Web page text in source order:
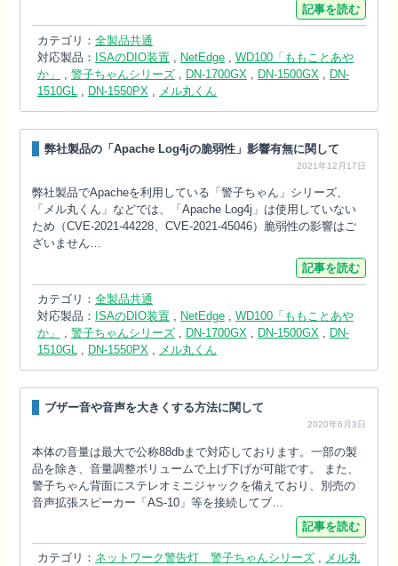
記事を読む
カテゴリ： 全製品共通
対応製品： ISAのDIO装置, NetEdge, WD100「ももことあや
か」
警子ちゃんシリーズ, DN-1700GX DN-1500GX
DN-
1510GL
DN-1550PX メル丸くん
弊社製品の「Apache Log4jの脆弱性」影響有無に関して
2021年12月17日
弊社製品でApacheを利用している「警子ちゃん」シリーズ、
「メル丸くん」などでは、「Apache Log4j」は使用していない
ため（CVE-2021-44228、CVE-2021-45046）脆弱性の影響はご
ざいません…
記事を読む
カテゴリ： 全製品共通
対応製品： ISAのDIO装置, NetEdge, WD100「ももことあや
か」
, 警子ちゃんシリーズ, DN-1700GX, DN-1500GX, DN-
1510GL, DN-1550PX, メル丸くん
ブザー音や音声を大きくする方法に関して
2020年6月3日
本体の音量は最大で公称88dbまで対応しております。一部の製
品を除き、音量調整ボリュームで上げ下げが可能です。 また、
警子ちゃん背面にステレオミニジャックを備えており、別売の
音声拡張スピーカー「AS-10」等を接続してブ…
記事を読む
カテゴリ： ネットワーク警告灯 警子ちゃんシリーズ, メル丸